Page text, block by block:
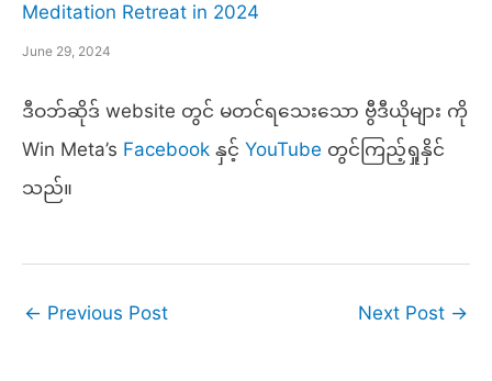
Meditation Retreat in 2024
June 29, 2024
ဒီဝဘ်ဆိုဒ် website တွင် မတင်ရသေးသော ဗွီဒီယိုများ ကို
Win Meta’s Facebook နှင့် YouTube တွင်ကြည့်ရှုနှိင်
သည်။
← Previous Post Next Post →